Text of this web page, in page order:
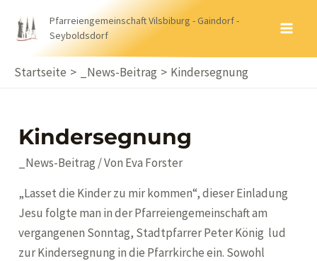
Inhalt
Pfarreiengemeinschaft Vilsbiburg - Gaindorf -
Seyboldsdorf
Startseite _News-Beitrag Kindersegnung
Kindersegnung
_News-Beitrag / Von Eva Forster
„Lasset die Kinder zu mir kommen“, dieser Einladung
Jesu folgte man in der Pfarreiengemeinschaft am
vergangenen Sonntag, Stadtpfarrer Peter König lud
zur Kindersegnung in die Pfarrkirche ein. Sowohl